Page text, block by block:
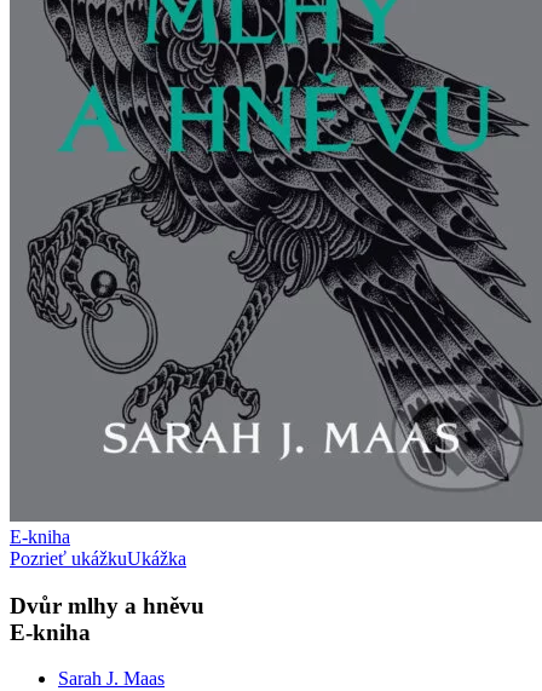
E-kniha
Pozrieť ukážkuUkážka
Dvůr mlhy a hněvu
E-kniha
Sarah J. Maas